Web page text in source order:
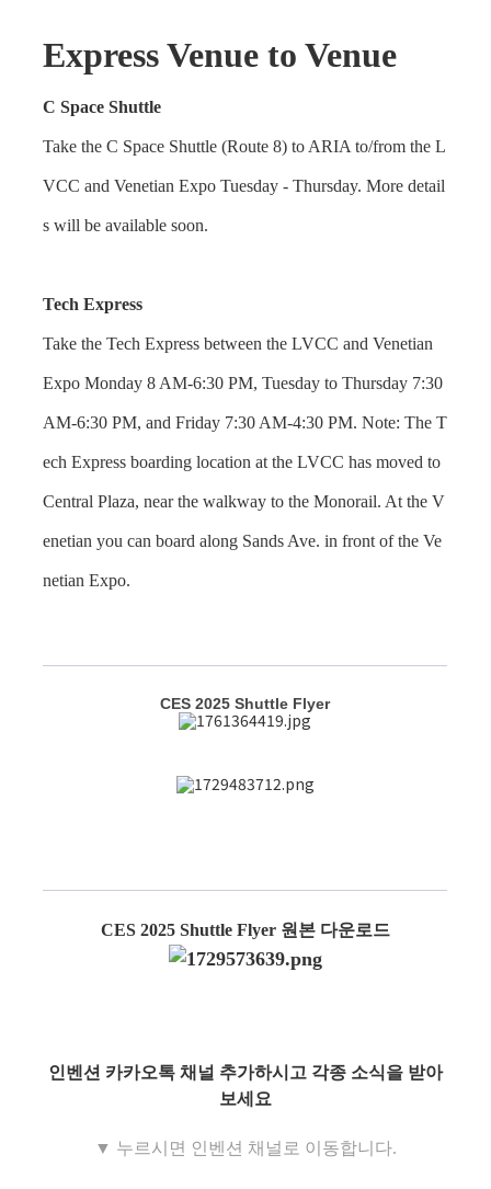
Express Venue to Venue
C Space Shuttle
Take the C Space Shuttle (Route 8) to ARIA to/from the L
VCC and Venetian Expo Tuesday - Thursday. More detail
s will be available soon.
Tech Express
Take the Tech Express between the LVCC and Venetian
Expo Monday 8 AM-6:30 PM, Tuesday to Thursday 7:30
AM-6:30 PM, and Friday 7:30 AM-4:30 PM. Note: The T
ech Express boarding location at the LVCC has moved to
Central Plaza, near the walkway to the Monorail. At the V
enetian you can board along Sands Ave. in front of the Ve
netian Expo.
CES 2025 Shuttle Flyer
CES 2025 Shuttle Flyer 원본 다운로드
인벤션 카카오톡 채널 추가하시고 각종 소식을 받아
보세요
▼ 누르시면 인벤션 채널로 이동합니다.